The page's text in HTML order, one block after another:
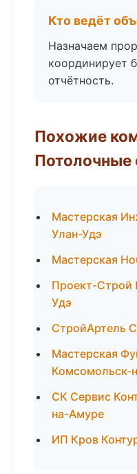
Кто ведёт
Назначаем
координирует
отчётность.
Похожие
Потолочные
Мастерская
Улан-Удэ
Мастерская
Проект-
Удэ
СтройАртель
Мастерская
Комсомольск-
СК Сервис
на-Амуре
ИП Кров